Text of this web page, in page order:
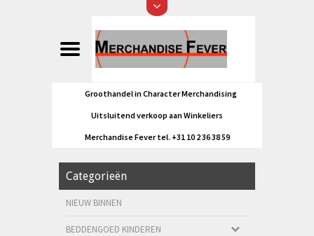
Groothandel in Character Merchandising
Uitsluitend verkoop aan Winkeliers
Merchandise Fever tel. +31 10 2 36 38 59
Categorieën
NIEUW BINNEN
BEDDENGOED KINDEREN